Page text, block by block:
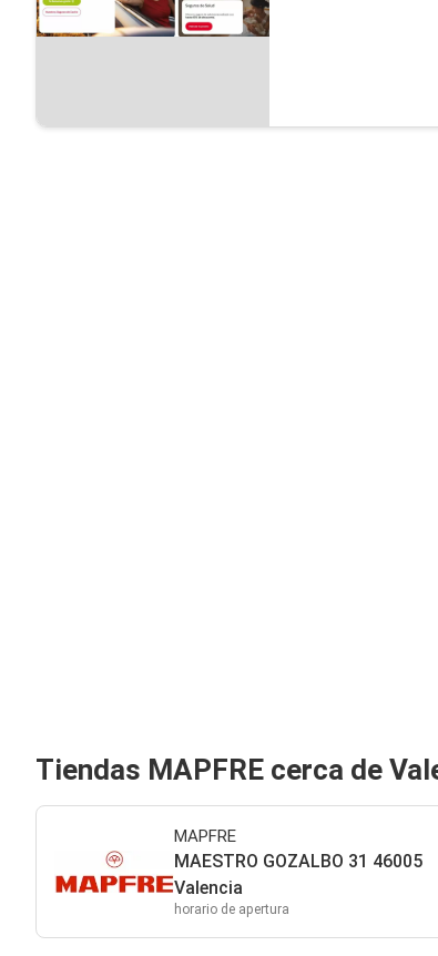
Tiendas MAPFRE cerca de
MAPFRE
MAESTRO GOZALBO 31 46005
Valencia
horario de apertura